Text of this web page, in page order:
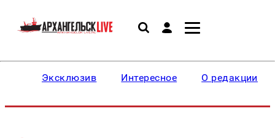
Эксклюзив Интересное О редакции